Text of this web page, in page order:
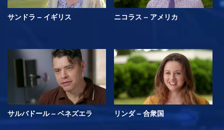
サンドラ – イギリス ニコラス – アメリカ
サルバドール – ベネズエラ リンダ – 合衆国